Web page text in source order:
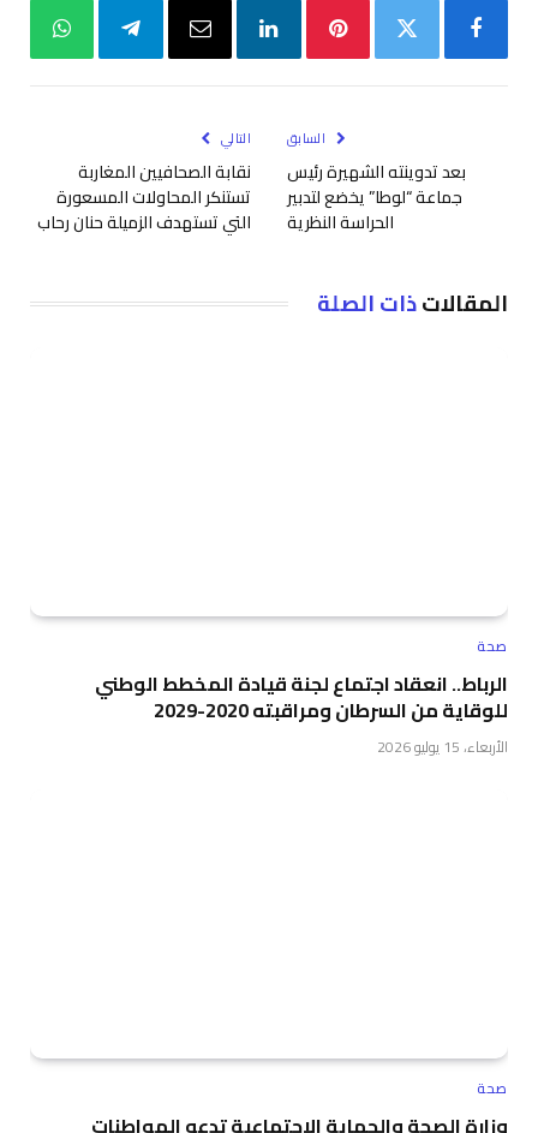
السابق
بعد تدوينته الشهيرة رئيس
جماعة “لوطا” يخضع لتدبير
الحراسة النظرية
التالي
نقابة الصحافيين المغاربة
تستنكر المحاولات المسعورة
التي تستهدف الزميلة حنان رحاب
المقالاتذات الصلة
صحة
الرباط.. انعقاد اجتماع لجنة قيادة المخطط الوطني
للوقاية من السرطان ومراقبته 2020-2029
الأربعاء، 15 يوليو 2026
صحة